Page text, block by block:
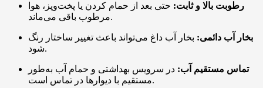
رطوبت بالا و ثابت: حتی بعد از حمام کردن یا پخت‌وپز، هوا
مرطوب باقی می‌ماند.
بخار آب دائمی: بخار آب داغ می‌تواند باعث تغییر ساختار رنگ
شود.
تماس مستقیم آب: در سرویس بهداشتی و حمام آب به‌طور
مستقیم با دیوارها در تماس است.